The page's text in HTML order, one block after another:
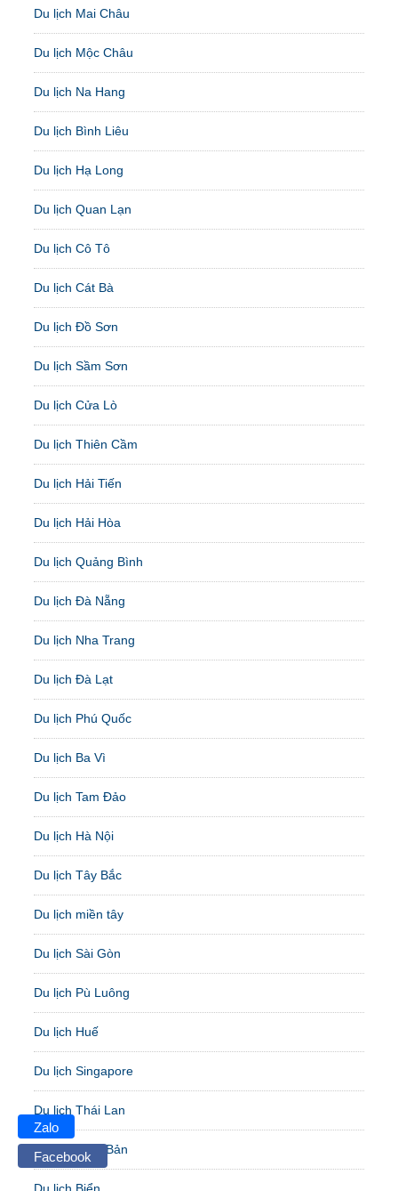
Du lịch Mai Châu
Du lịch Mộc Châu
Du lịch Na Hang
Du lịch Bình Liêu
Du lịch Hạ Long
Du lịch Quan Lạn
Du lịch Cô Tô
Du lịch Cát Bà
Du lịch Đồ Sơn
Du lịch Sầm Sơn
Du lịch Cửa Lò
Du lịch Thiên Cầm
Du lịch Hải Tiến
Du lịch Hải Hòa
Du lịch Quảng Bình
Du lịch Đà Nẵng
Du lịch Nha Trang
Du lịch Đà Lạt
Du lịch Phú Quốc
Du lịch Ba Vì
Du lịch Tam Đảo
Du lịch Hà Nội
Du lịch Tây Bắc
Du lịch miền tây
Du lịch Sài Gòn
Du lịch Pù Luông
Du lịch Huế
Du lịch Singapore
Du lịch Thái Lan
Du lịch Nhật Bản
Du lịch Biển
Zalo
Facebook